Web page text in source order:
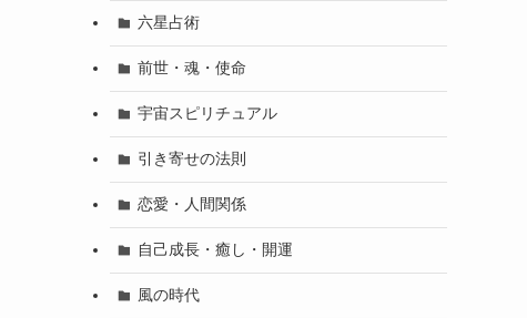
六星占術
前世・魂・使命
宇宙スピリチュアル
引き寄せの法則
恋愛・人間関係
自己成長・癒し・開運
風の時代